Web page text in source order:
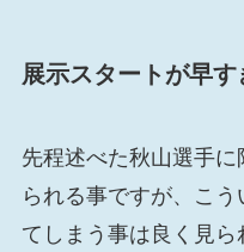
展示スタートが早す
先程述べた秋山選手
られる事ですが、こ
てしまう事は良く見ら